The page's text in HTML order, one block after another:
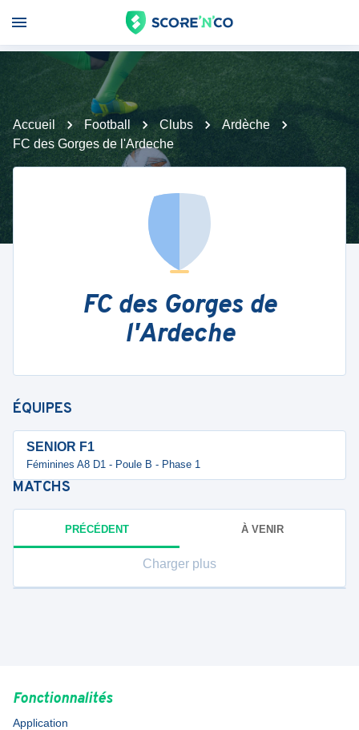
Accueil Football Clubs
Ardèche
FC des Gorges de l'Ardeche
FC des Gorges de
l'Ardeche
ÉQUIPES
SENIOR F1
Féminines A8 D1 - Poule B - Phase 1
MATCHS
PRÉCÉDENT À VENIR
Charger plus
Fonctionnalités
Application